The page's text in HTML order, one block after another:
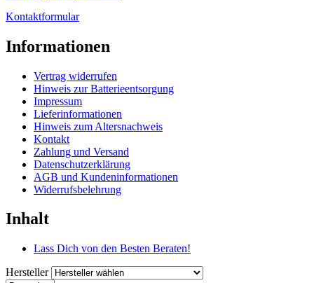
Kontaktformular
Informationen
Vertrag widerrufen
Hinweis zur Batterieentsorgung
Impressum
Lieferinformationen
Hinweis zum Altersnachweis
Kontakt
Zahlung und Versand
Datenschutzerklärung
AGB und Kundeninformationen
Widerrufsbelehrung
Inhalt
Lass Dich von den Besten Beraten!
Hersteller